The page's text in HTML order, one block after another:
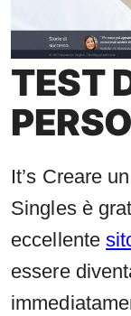
TEST
It’s Creare
Singles è
eccellente
essere